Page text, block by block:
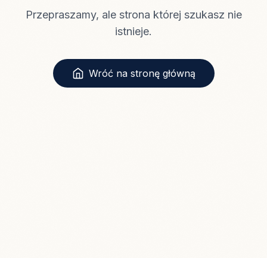
Przepraszamy, ale strona której szukasz nie
istnieje.
Wróć na stronę główną